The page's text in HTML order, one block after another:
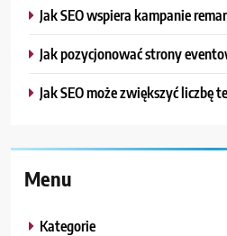
Jak SEO wspiera kampanie
Jak pozycjonować strony
Jak SEO może zwiększyć
Menu
Kategorie